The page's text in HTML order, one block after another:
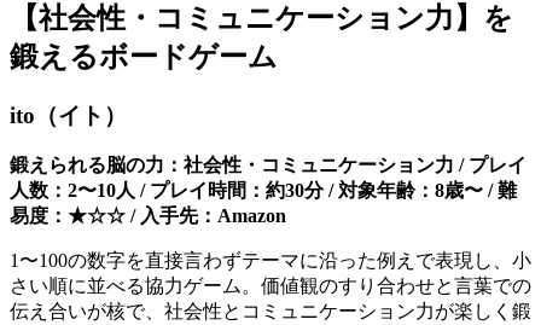
【社会性・コミュニケーション力】を
鍛えるボードゲーム
ito（イト）
鍛えられる脳の力：社会性・コミュニケーション力 / プレイ
人数：2〜10人 / プレイ時間：約30分 / 対象年齢：8歳〜 / 難
易度：★☆☆ / 入手先：Amazon
1〜100の数字を直接言わずテーマに沿った例えで表現し、小
さい順に並べる協力ゲーム。価値観のすり合わせと言葉での
伝え合いが核で、社会性とコミュニケーション力が楽しく鍛